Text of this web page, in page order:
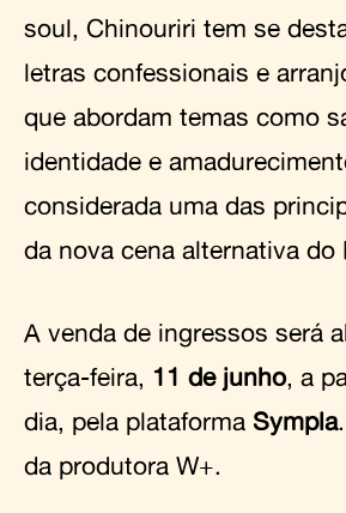
soul, Chinouriri tem se
letras confessionais e
que abordam temas como
identidade e
considerada uma das
da nova cena alternativa do
A venda de ingressos será
terça-feira, 11 de junho, a
dia, pela plataforma Sympla
da produtora W+.